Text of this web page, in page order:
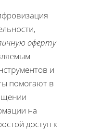
оферту
и
помогают в
на
доступ к